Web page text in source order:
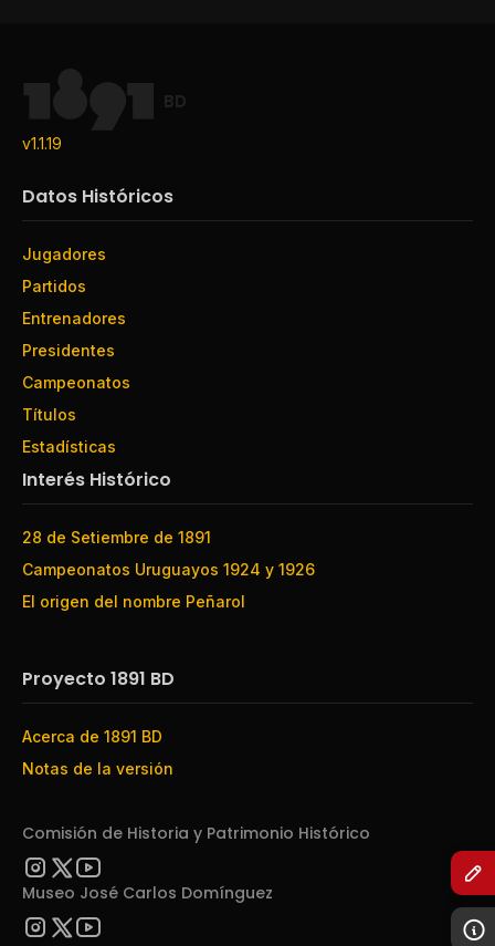
BD
v1.1.19
Datos Históricos
Jugadores
Partidos
Entrenadores
Presidentes
Campeonatos
Títulos
Estadísticas
Interés Histórico
28 de Setiembre de 1891
Campeonatos Uruguayos 1924 y 1926
El origen del nombre Peñarol
Proyecto 1891 BD
Acerca de 1891 BD
Notas de la versión
Comisión de Historia y Patrimonio Histórico
Museo José Carlos Domínguez